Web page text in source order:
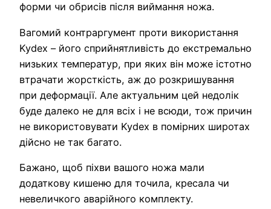
форми чи обрисів після виймання ножа.
Вагомий контраргумент проти використання
Kydex – його сприйнятливість до екстремально
низьких температур, при яких він може істотно
втрачати жорсткість, аж до розкришування
при деформації. Але актуальним цей недолік
буде далеко не для всіх і не всюди, тож причин
не використовувати Kydex в помірних широтах
дійсно не так багато.
Бажано, щоб піхви вашого ножа мали
додаткову кишеню для точила, кресала чи
невеличкого аварійного комплекту.